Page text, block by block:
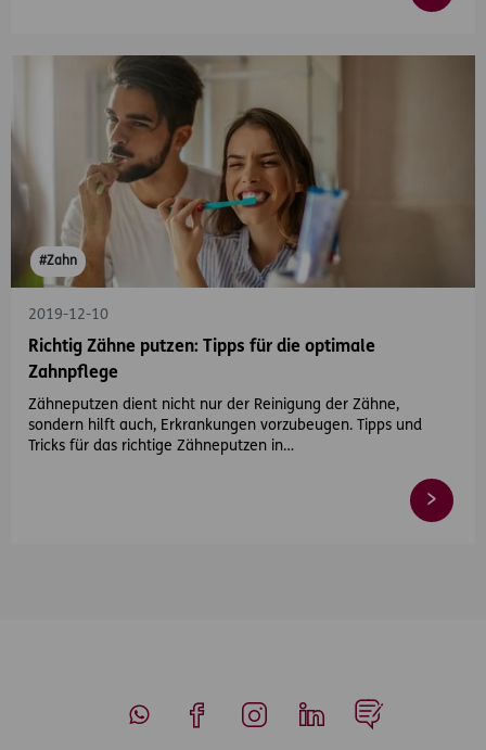
#Zahn
2019-12-10
Richtig Zähne putzen: Tipps für die optimale
Zahnpflege
Zähneputzen dient nicht nur der Reinigung der Zähne,
sondern hilft auch, Erkrankungen vorzubeugen. Tipps und
Tricks für das richtige Zähneputzen in…